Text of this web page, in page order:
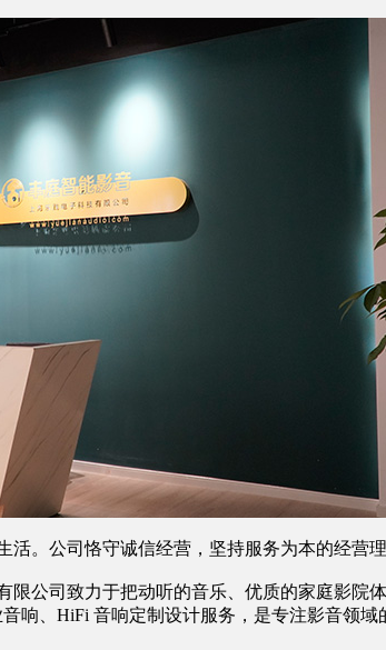
活。公司恪守诚信经营，坚持服务为本的经营
公司致力于把动听的音乐、优质的家庭影院
响、HiFi 音响定制设计服务，是专注影音领域